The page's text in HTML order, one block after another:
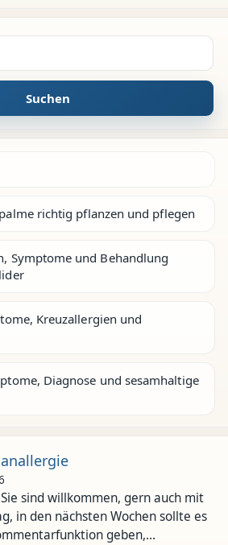
Suchen
richtig pflanzen und pflegen
Symptome und Behandlung
Kreuzallergien und
Diagnose und sesamhaltige
sind willkommen, gern auch mit
in den nächsten Wochen sollte es
geben,…